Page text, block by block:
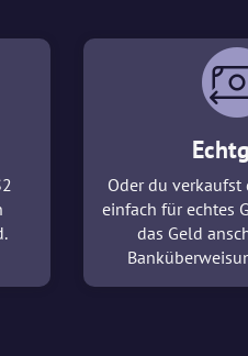
Oder du verkaufst
einfach für echtes
das Geld